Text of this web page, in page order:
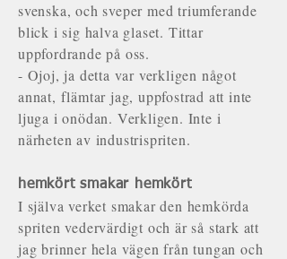
svenska, och sveper med triumferande
blick i sig halva glaset. Tittar
uppfordrande på oss.
- Ojoj, ja detta var verkligen något
annat, flämtar jag, uppfostrad att inte
ljuga i onödan. Verkligen. Inte i
närheten av industrispriten.
hemkört smakar hemkört
I själva verket smakar den hemkörda
spriten vedervärdigt och är så stark att
jag brinner hela vägen från tungan och